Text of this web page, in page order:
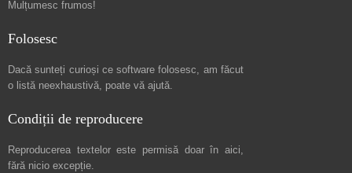
Mulțumesc frumos!
Folosesc
Dacă sunteți curioși ce software folosesc, am făcut
o listă neexhaustivă, poate vă ajută.
Condiții de reproducere
Reproducerea textelor este permisă doar în aici,
fără nicio excepție.